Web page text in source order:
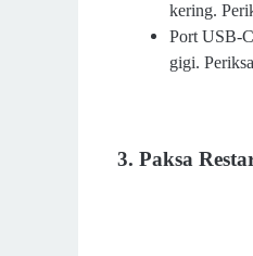
kering.
Port USB-
gigi.
3. Paksa